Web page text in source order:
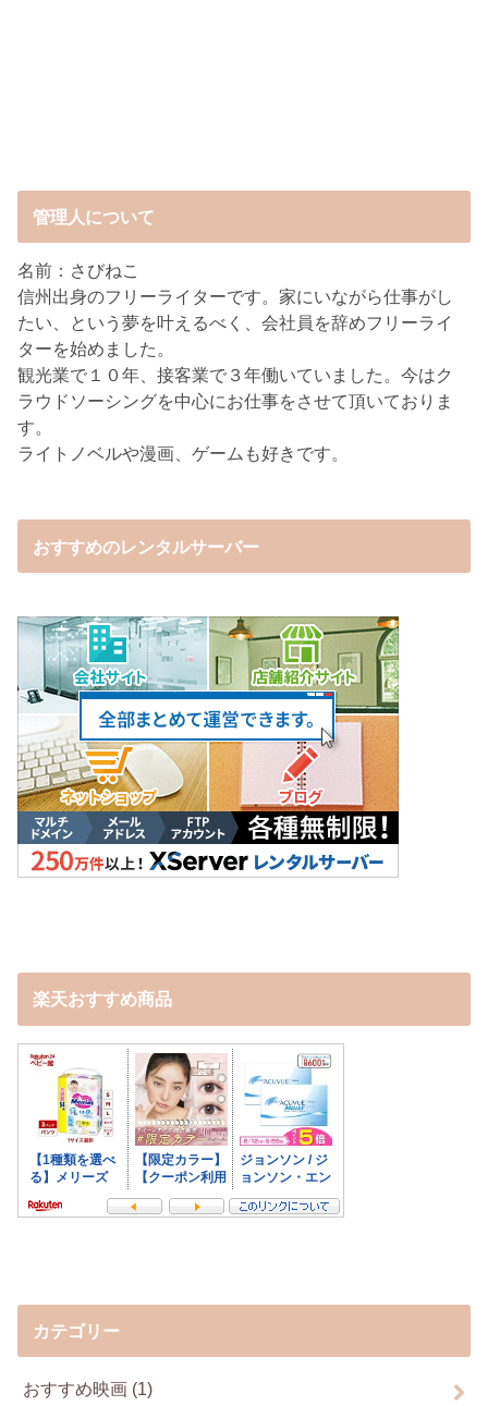
管理人について
名前：さびねこ
信州出身のフリーライターです。家にいながら仕事がし
たい、という夢を叶えるべく、会社員を辞めフリーライ
ターを始めました。
観光業で１０年、接客業で３年働いていました。今はク
ラウドソーシングを中心にお仕事をさせて頂いておりま
す。
ライトノベルや漫画、ゲームも好きです。
おすすめのレンタルサーバー
楽天おすすめ商品
カテゴリー
おすすめ映画 (1)